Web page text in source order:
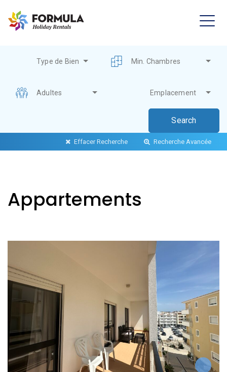
Type de Bien Min. Chambres
Adultes Emplacement
Effacer Recherche Recherche Avancée
Appartements